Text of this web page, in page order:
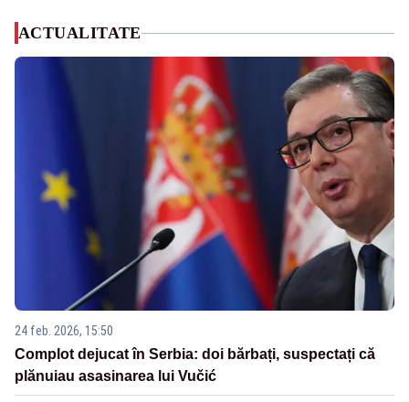
ACTUALITATE
24 feb. 2026, 15:50
Complot dejucat în Serbia: doi bărbați, suspectați că
plănuiau asasinarea lui Vučić